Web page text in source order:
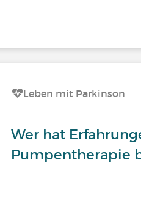
Leben mit Parkinson
Wer hat
Pumpentherapie